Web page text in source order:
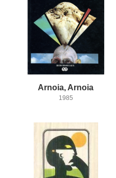
Arnoia, Arnoia
1985